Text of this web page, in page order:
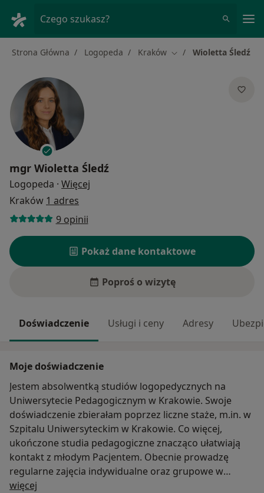
Czego szukasz?
Strona Główna Logopeda Kraków Zmień miasto
Wioletta Śledź
mgr Wioletta Śledź
Logopeda · Więcej
Kraków 1 adres
9 opinii
Pokaż dane kontaktowe
Poproś o wizytę
Doświadczenie Usługi i ceny Adresy
Moje doświadczenie
Jestem absolwentką studiów logopedycznych na
Uniwersytecie Pedagogicznym w Krakowie. Swoje
doświadczenie zbierałam poprzez liczne staże, m.in. w
Szpitalu Uniwersyteckim w Krakowie. Co więcej,
ukończone studia pedagogiczne znacząco ułatwiają
kontakt z młodym Pacjentem. Obecnie prowadzę
regularne zajęcia indywidualne oraz grupowe w
placówkach takich jak: Niepubliczne Przedszkole
więcej